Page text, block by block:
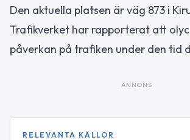
Den aktuella platsen är väg 873 i
Trafikverket har rapporterat att
påverkan på trafiken under den tid
ANNONS
RELEVANTA KÄLLOR